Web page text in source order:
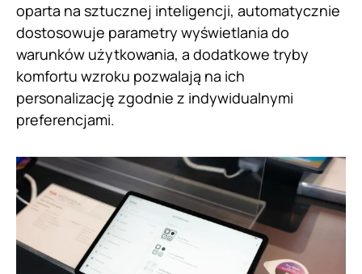
oparta na sztucznej inteligencji, automatycznie
dostosowuje parametry wyświetlania do
warunków użytkowania, a dodatkowe tryby
komfortu wzroku pozwalają na ich
personalizację zgodnie z indywidualnymi
preferencjami.